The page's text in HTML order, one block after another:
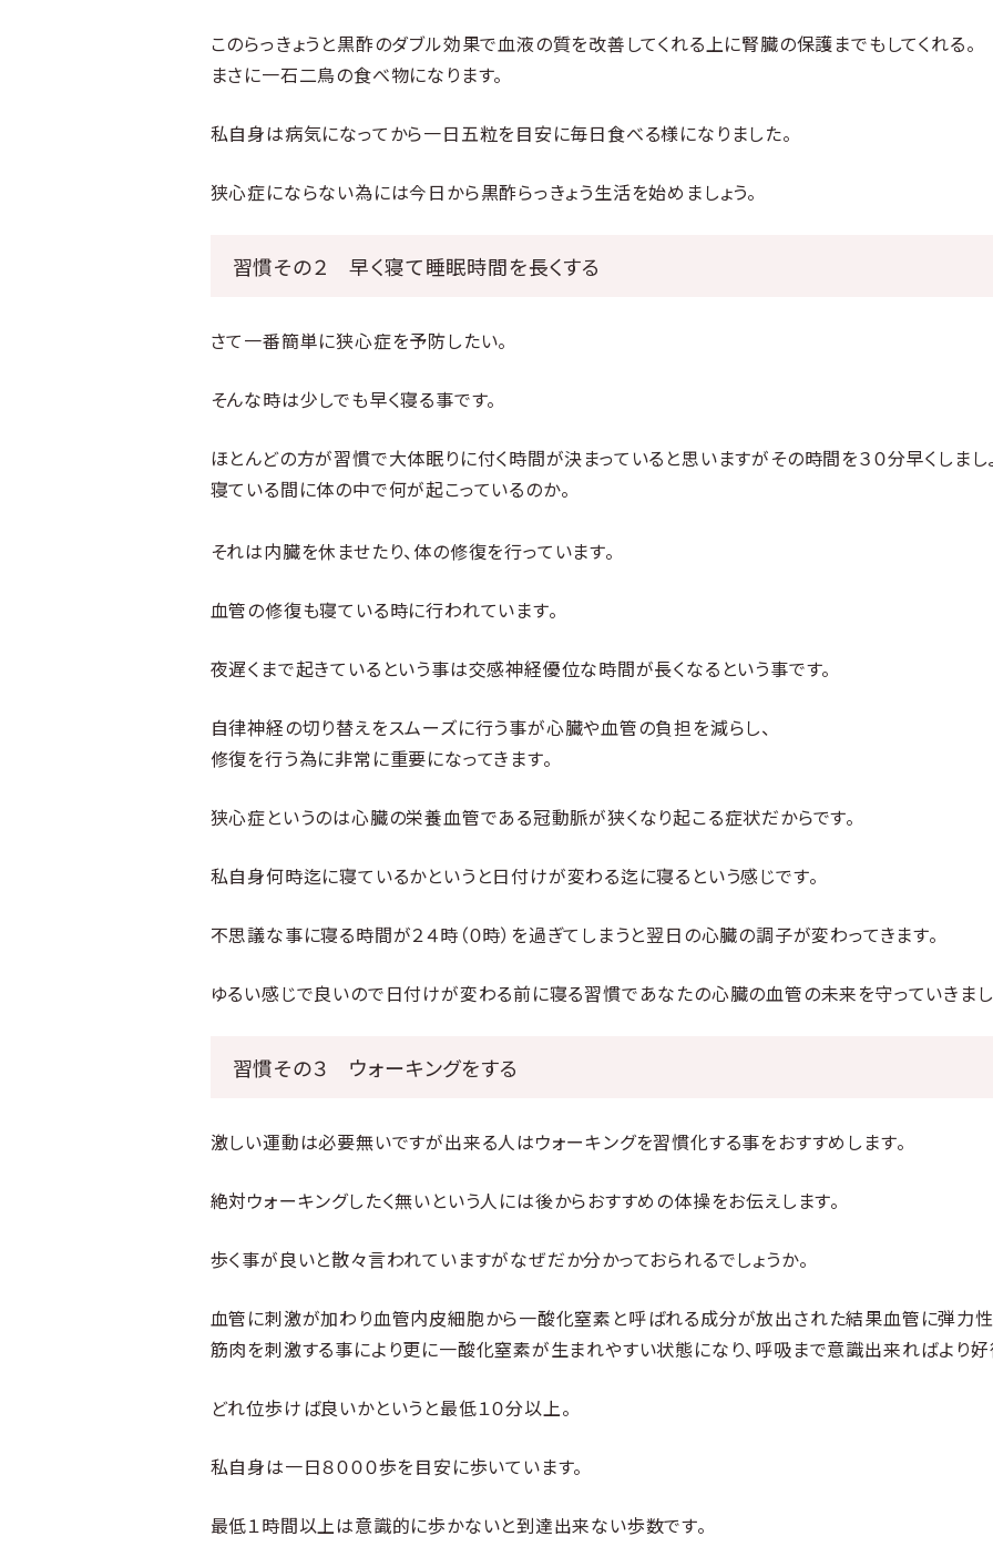
このらっきょうと黒酢のダブル効果で血液の質を改善してくれる上に腎臓の保護までもしてくれる。
まさに一石二鳥の食べ物になります。
私自身は病気になってから一日五粒を目安に毎日食べる様になりました。
狭心症にならない為には今日から黒酢らっきょう生活を始めましょう。
習慣その２ 早く寝て睡眠時間を長くする
さて一番簡単に狭心症を予防したい。
そんな時は少しでも早く寝る事です。
ほとんどの方が習慣で大体眠りに付く時間が決まっていると思いますがその時間を３０分早くしまし
寝ている間に体の中で何が起こっているのか。
それは内臓を休ませたり、体の修復を行っています。
血管の修復も寝ている時に行われています。
夜遅くまで起きているという事は交感神経優位な時間が長くなるという事です。
自律神経の切り替えをスムーズに行う事が心臓や血管の負担を減らし、
修復を行う為に非常に重要になってきます。
狭心症というのは心臓の栄養血管である冠動脈が狭くなり起こる症状だからです。
私自身何時迄に寝ているかというと日付けが変わる迄に寝るという感じです。
不思議な事に寝る時間が２４時（０時）を過ぎてしまうと翌日の心臓の調子が変わってきます。
ゆるい感じで良いので日付けが変わる前に寝る習慣であなたの心臓の血管の未来を守っていきまし
習慣その３ ウォーキングをする
激しい運動は必要無いですが出来る人はウォーキングを習慣化する事をおすすめします。
絶対ウォーキングしたく無いという人には後からおすすめの体操をお伝えします。
歩く事が良いと散々言われていますがなぜだか分かっておられるでしょうか。
血管に刺激が加わり血管内皮細胞から一酸化窒素と呼ばれる成分が放出された結果血管に弾力性
筋肉を刺激する事により更に一酸化窒素が生まれやすい状態になり、呼吸まで意識出来ればより好
どれ位歩けば良いかというと最低１０分以上。
私自身は一日８０００歩を目安に歩いています。
最低１時間以上は意識的に歩かないと到達出来ない歩数です。